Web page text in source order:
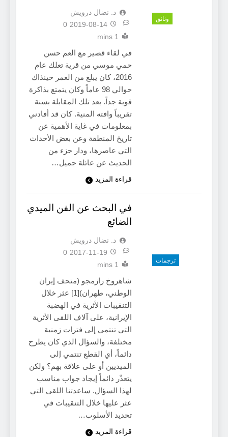
وثائق
د. نضال درويش
2019-08-14
0
1 mins
في لقاء قصير مع العم حسن
حمي موسي من قرية تعلك عام
2016، كان يبلغ من العمر حينذاك
حوالي 98 عاماً وكان يتمتع بذاكرة
قوية جداً. بعد تلك المقابلة بسنة
تقريباً وافته المنية. كان قد أفادني
بمعلومات في غاية الأهمية عن
تاريخ المنطقة وعن بعض الأحداث
التي عاصرها، ودار جزء من
الحديث عن عائلة جميل…
قراءة المزيد
ترجمات
في البحث عن الفن الميدي
الضائع
د. نضال درويش
2017-11-19
0
1 mins
شاهروخ رازمجو (متحف إيران
الوطني، طهران)[1] عثر خلال
التنقيبات الأثرية في الهضبة
الإيرانية، على آلاف اللقى الأثرية
التي تنتمي إلى فترات زمنية
مختلفة، والسؤال الذي كان يطرح
دائماً، أي القطع تنتمي إلى
الميديين أو على علاقة بهم؟ ولكن
يتعذّر دائماً إيجاد جواب مناسب
لهذا السؤال. ساعدتنا اللقى التي
عثر عليها خلال التنقيبات في
تحديد الأسلوب…
قراءة المزيد